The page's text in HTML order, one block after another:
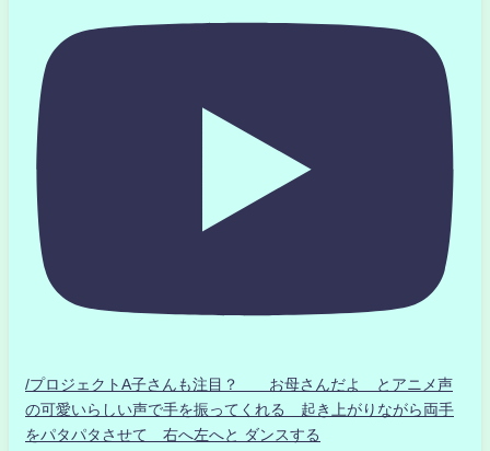
/プロジェクトA子さんも注目？ お母さんだよ とアニメ声
の可愛いらしい声で手を振ってくれる 起き上がりながら両手
をパタパタさせて 右へ左へと ダンスする